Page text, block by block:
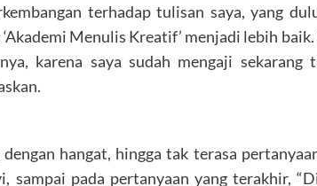
terhadap tulisan saya, yang
Menulis Kreatif’ menjadi lebih
karena saya sudah mengaji sekarang
hangat, hingga tak terasa
sampai pada pertanyaan yang terakhir,